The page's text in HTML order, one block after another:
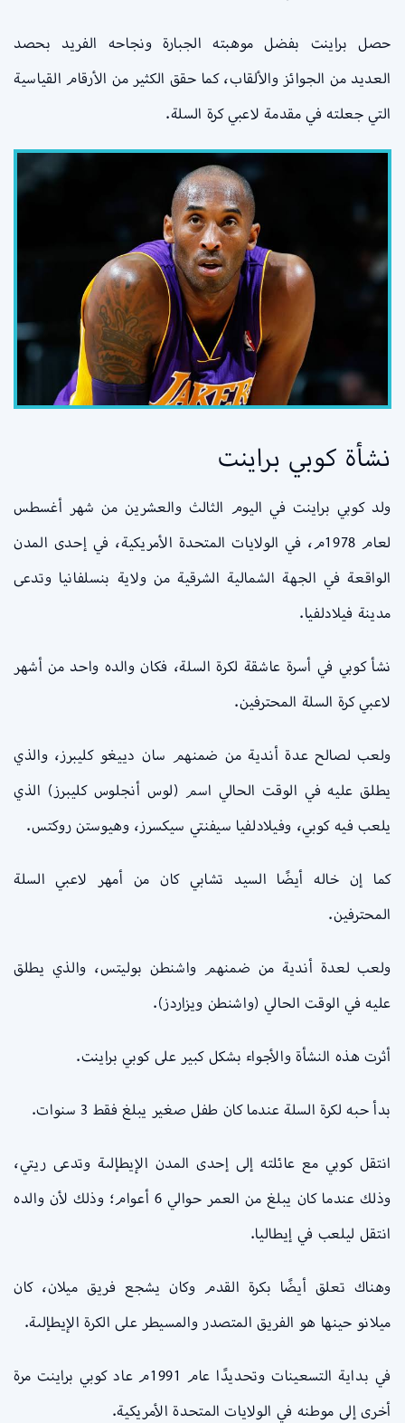
حصل براينت بفضل موهبته الجبارة ونجاحه الفريد بحصد
العديد من الجوائز والألقاب، كما حقق الكثير من الأرقام القياسية
التي جعلته في مقدمة لاعبي كرة السلة.
نشأة كوبي براينت
ولد كوبي براينت في اليوم الثالث والعشرين من شهر أغسطس
لعام 1978م، في الولايات المتحدة الأمريكية، في إحدى المدن
الواقعة في الجهة الشمالية الشرقية من ولاية بنسلفانيا وتدعى
مدينة فيلادلفيا.
نشأ كوبي في أسرة عاشقة لكرة السلة، فكان والده واحد من أشهر
لاعبي كرة السلة المحترفين.
ولعب لصالح عدة أندية من ضمنهم سان دييغو كليبرز، والذي
يطلق عليه في الوقت الحالي اسم (لوس أنجلوس كليبرز) الذي
يلعب فيه كوبي، وفيلادلفيا سيفنتي سيكسرز، وهيوستن روكتس.
كما إن خاله أيضًا السيد تشابي كان من أمهر لاعبي السلة
المحترفين.
ولعب لعدة أندية من ضمنهم واشنطن بوليتس، والذي يطلق
عليه في الوقت الحالي (واشنطن ويزاردز).
أثرت هذه النشأة والأجواء بشكل كبير على كوبي براينت.
بدأ حبه لكرة السلة عندما كان طفل صغير يبلغ فقط 3 سنوات.
انتقل كوبي مع عائلته إلى إحدى المدن الإيطإلىة وتدعى ريتي،
وذلك عندما كان يبلغ من العمر حوالي 6 أعوام؛ وذلك لأن والده
انتقل ليلعب في إيطاليا.
وهناك تعلق أيضًا بكرة القدم وكان يشجع فريق ميلان، كان
ميلانو حينها هو الفريق المتصدر والمسيطر على الكرة الإيطإلىة.
في بداية التسعينات وتحديدًا عام 1991م عاد كوبي براينت مرة
أخرى إلى موطنه في الولايات المتحدة الأمريكية.